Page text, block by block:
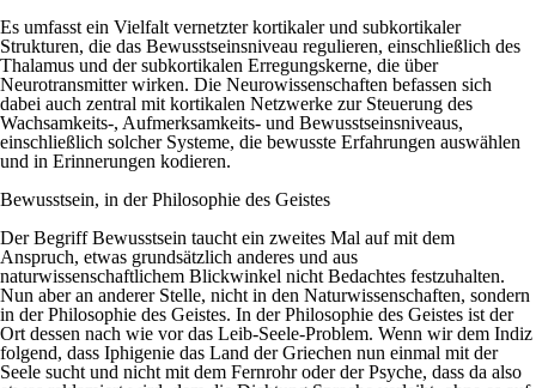
Es umfasst ein Vielfalt vernetzter kortikaler und subkortikaler
Strukturen, die das Bewusstseinsniveau regulieren, einschließlich des
Thalamus und der subkortikalen Erregungskerne, die über
Neurotransmitter wirken. Die Neurowissenschaften befassen sich
dabei auch zentral mit kortikalen Netzwerke zur Steuerung des
Wachsamkeits-, Aufmerksamkeits- und Bewusstseinsniveaus,
einschließlich solcher Systeme, die bewusste Erfahrungen auswählen
und in Erinnerungen kodieren.
Bewusstsein, in der Philosophie des Geistes
Der Begriff Bewusstsein taucht ein zweites Mal auf mit dem
Anspruch, etwas grundsätzlich anderes und aus
naturwissenschaftlichem Blickwinkel nicht Bedachtes festzuhalten.
Nun aber an anderer Stelle, nicht in den Naturwissenschaften, sondern
in der Philosophie des Geistes. In der Philosophie des Geistes ist der
Ort dessen nach wie vor das Leib-Seele-Problem. Wenn wir dem Indiz
folgend, dass Iphigenie das Land der Griechen nun einmal mit der
Seele sucht und nicht mit dem Fernrohr oder der Psyche, dass da also